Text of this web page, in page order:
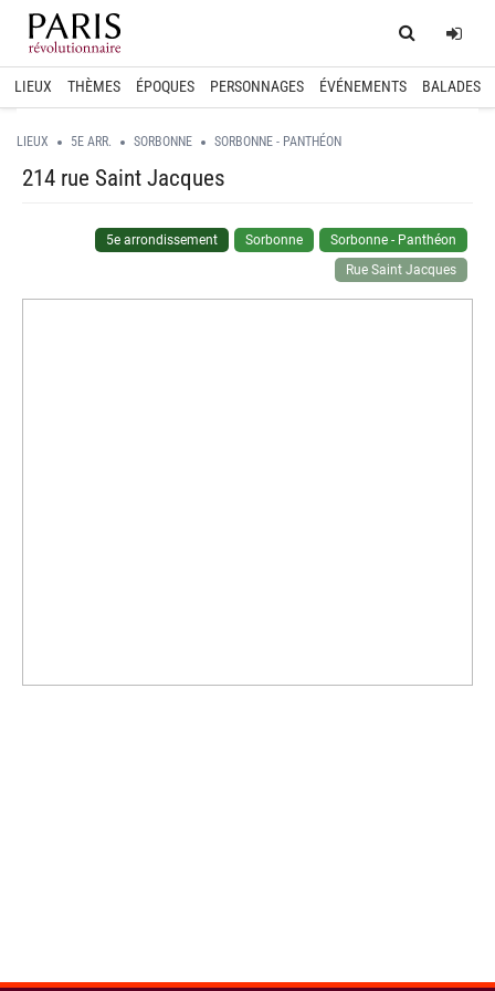
Home
LIEUX THÈMES ÉPOQUES PERSONNAGES ÉVÉNEMENTS BALADES
LIEUX 5E ARR. SORBONNE SORBONNE - PANTHÉON
214 rue Saint Jacques
5e arrondissement Sorbonne
Sorbonne - Panthéon
Rue Saint Jacques